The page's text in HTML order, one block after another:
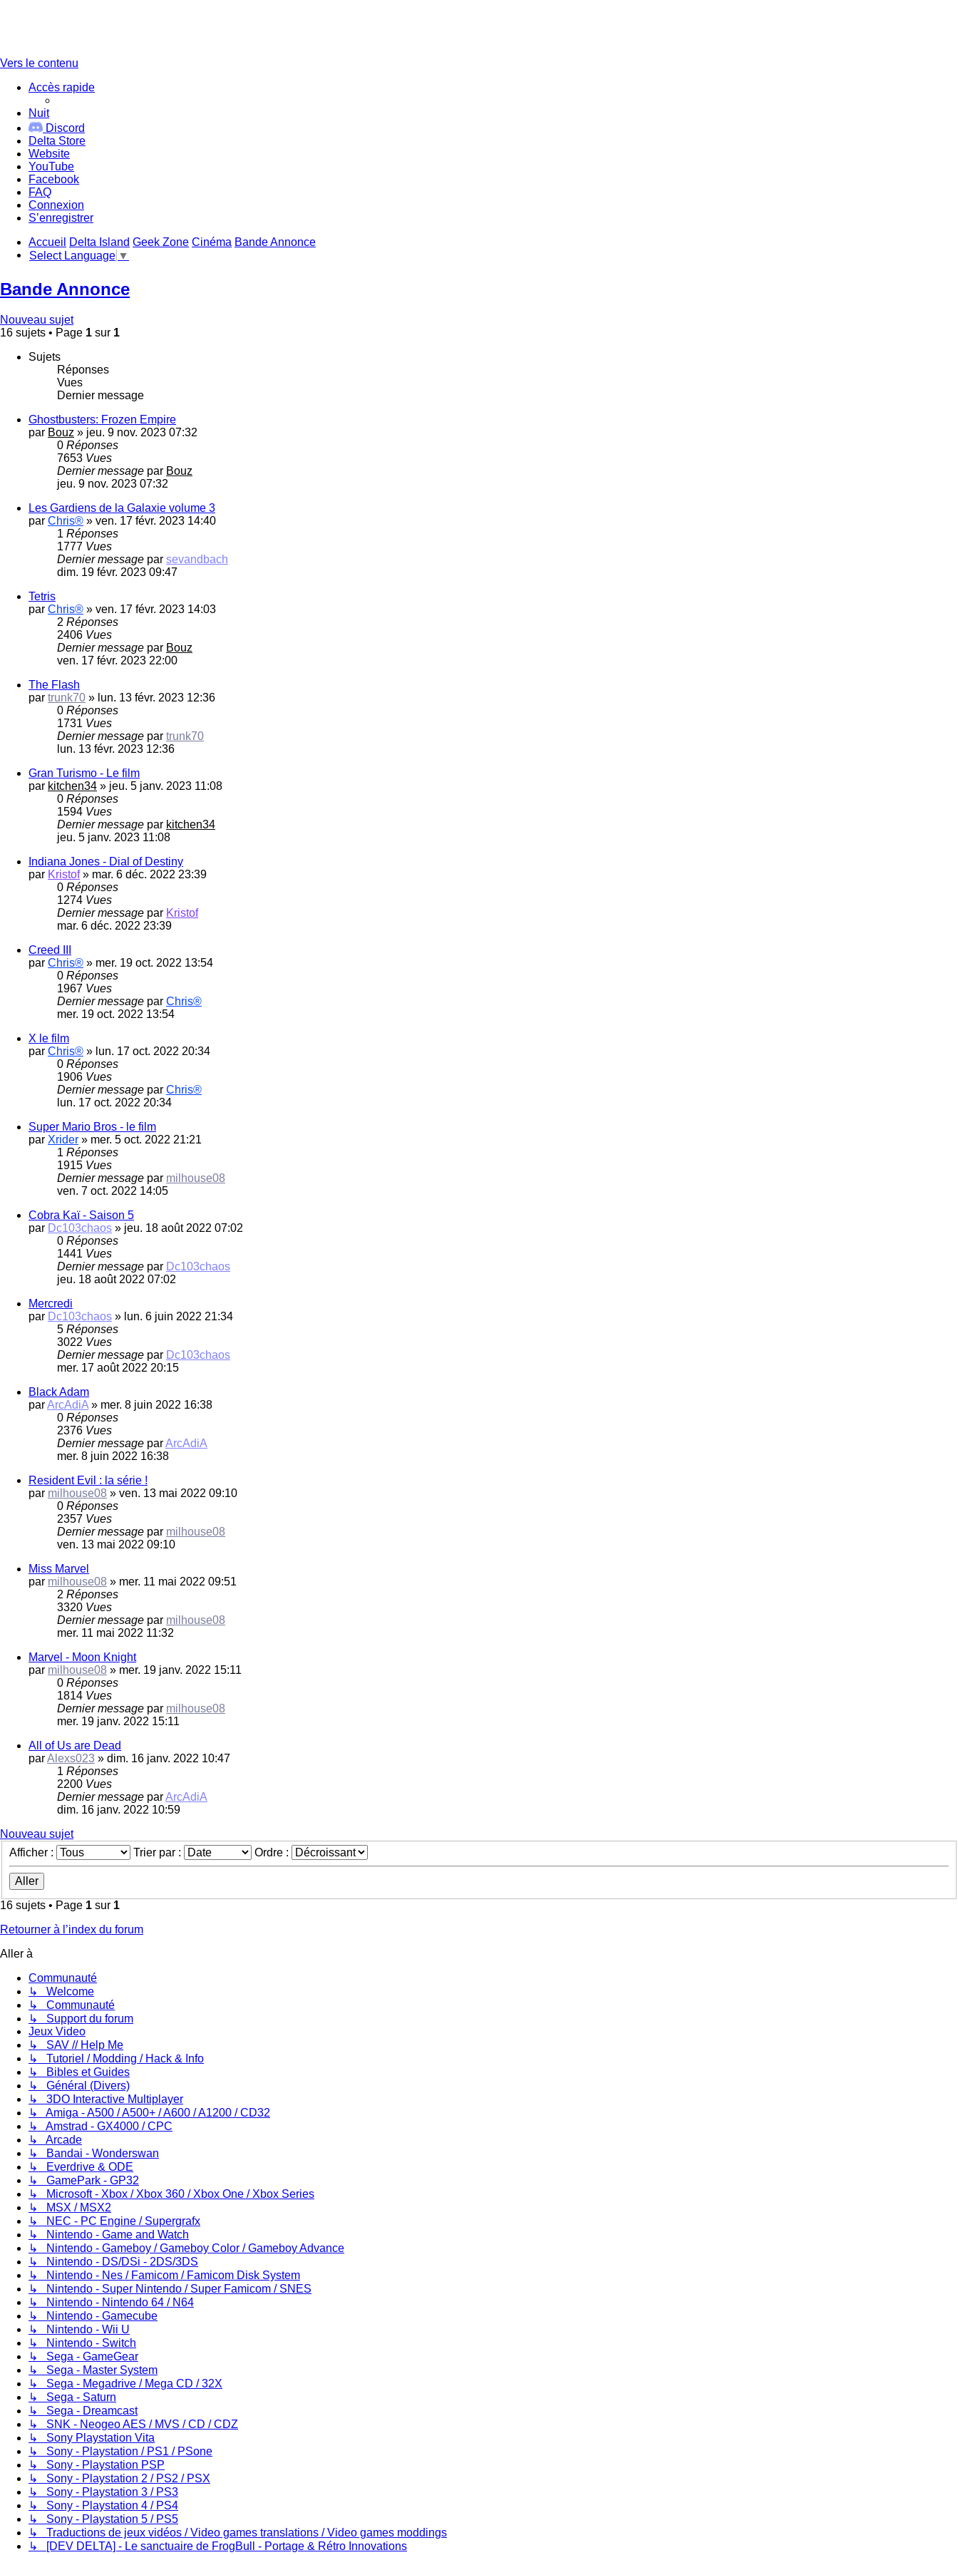
Vers le contenu
Accès rapide
Nuit
Discord
Delta Store
Website
YouTube
Facebook
FAQ
Connexion
S’enregistrer
Accueil
Delta Island Geek Zone Cinéma Bande Annonce
Select Language ▼
Bande Annonce
Nouveau sujet
16 sujets • Page 1 sur 1
Sujets
Réponses
Vues
Dernier message
Ghostbusters: Frozen Empire
par Bouz » jeu. 9 nov. 2023 07:32
0 Réponses
7653 Vues
Dernier message par Bouz
jeu. 9 nov. 2023 07:32
Les Gardiens de la Galaxie volume 3
par Chris® » ven. 17 févr. 2023 14:40
1 Réponses
1777 Vues
Dernier message par sevandbach
dim. 19 févr. 2023 09:47
Tetris
par Chris® » ven. 17 févr. 2023 14:03
2 Réponses
2406 Vues
Dernier message par Bouz
ven. 17 févr. 2023 22:00
The Flash
par trunk70 » lun. 13 févr. 2023 12:36
0 Réponses
1731 Vues
Dernier message par trunk70
lun. 13 févr. 2023 12:36
Gran Turismo - Le film
par kitchen34 » jeu. 5 janv. 2023 11:08
0 Réponses
1594 Vues
Dernier message par kitchen34
jeu. 5 janv. 2023 11:08
Indiana Jones - Dial of Destiny
par Kristof» mar. 6 déc. 2022 23:39
0 Réponses
1274 Vues
Dernier message par Kristof
mar. 6 déc. 2022 23:39
Creed III
par Chris® » mer. 19 oct. 2022 13:54
0 Réponses
1967 Vues
Dernier message par Chris®
mer. 19 oct. 2022 13:54
X le film
par Chris® » lun. 17 oct. 2022 20:34
0 Réponses
1906 Vues
Dernier message par Chris®
lun. 17 oct. 2022 20:34
Super Mario Bros - le film
par Xrider » mer. 5 oct. 2022 21:21
1 Réponses
1915 Vues
Dernier message par milhouse08
ven. 7 oct. 2022 14:05
Cobra Kaï - Saison 5
par Dc103chaos » jeu. 18 août 2022 07:02
0 Réponses
1441 Vues
Dernier message par Dc103chaos
jeu. 18 août 2022 07:02
Mercredi
par Dc103chaos » lun. 6 juin 2022 21:34
5 Réponses
3022 Vues
Dernier message par Dc103chaos
mer. 17 août 2022 20:15
Black Adam
parArcAdiA » mer. 8 juin 2022 16:38
0 Réponses
2376 Vues
Dernier message parArcAdiA
mer. 8 juin 2022 16:38
Resident Evil : la série !
par milhouse08 » ven. 13 mai 2022 09:10
0 Réponses
2357 Vues
Dernier message par milhouse08
ven. 13 mai 2022 09:10
Miss Marvel
par milhouse08 » mer. 11 mai 2022 09:51
2 Réponses
3320 Vues
Dernier message par milhouse08
mer. 11 mai 2022 11:32
Marvel - Moon Knight
par milhouse08 » mer. 19 janv. 2022 15:11
0 Réponses
1814 Vues
Dernier message par milhouse08
mer. 19 janv. 2022 15:11
All of Us are Dead
parAlexs023 » dim. 16 janv. 2022 10:47
1 Réponses
2200 Vues
Dernier message parArcAdiA
dim. 16 janv. 2022 10:59
Nouveau sujet
Afficher :
Trier par : Ordre :
16 sujets • Page 1 sur 1
Retourner à l’index du forum
Aller à
Communauté
↳ Welcome
↳ Communauté
↳ Support du forum
Jeux Video
↳ SAV // Help Me
↳ Tutoriel / Modding / Hack & Info
↳ Bibles et Guides
↳ Général (Divers)
↳ 3DO Interactive Multiplayer
↳ Amiga - A500 / A500+ / A600 / A1200 / CD32
↳ Amstrad - GX4000 / CPC
↳ Arcade
↳ Bandai - Wonderswan
↳ Everdrive & ODE
↳ GamePark - GP32
↳ Microsoft - Xbox / Xbox 360 / Xbox One / Xbox Series
↳ MSX / MSX2
↳ NEC - PC Engine / Supergrafx
↳ Nintendo - Game and Watch
↳ Nintendo - Gameboy / Gameboy Color / Gameboy Advance
↳ Nintendo - DS/DSi - 2DS/3DS
↳ Nintendo - Nes / Famicom / Famicom Disk System
↳ Nintendo - Super Nintendo / Super Famicom / SNES
↳ Nintendo - Nintendo 64 / N64
↳ Nintendo - Gamecube
↳ Nintendo - Wii U
↳ Nintendo - Switch
↳ Sega - GameGear
↳ Sega - Master System
↳ Sega - Megadrive / Mega CD / 32X
↳ Sega - Saturn
↳ Sega - Dreamcast
↳ SNK - Neogeo AES / MVS / CD / CDZ
↳ Sony Playstation Vita
↳ Sony - Playstation / PS1 / PSone
↳ Sony - Playstation PSP
↳ Sony - Playstation 2 / PS2 / PSX
↳ Sony - Playstation 3 / PS3
↳ Sony - Playstation 4 / PS4
↳ Sony - Playstation 5 / PS5
↳ Traductions de jeux vidéos / Video games translations / Video games moddings
↳ [DEV DELTA] - Le sanctuaire de FrogBull - Portage & Rétro Innovations